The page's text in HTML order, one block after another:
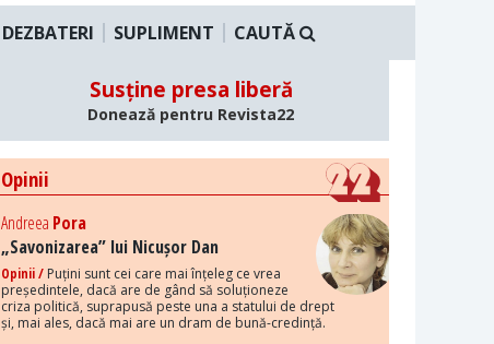
DEZBATERI SUPLIMENT CAUTĂ
Susține presa liberă
Donează pentru Revista22
Opinii
Andreea Pora
„Savonizarea” lui Nicușor Dan
Opinii / Puțini sunt cei care mai înțeleg ce vrea
președintele, dacă are de gând să soluționeze
criza politică, suprapusă peste una a statului de drept
și, mai ales, dacă mai are un dram de bună-credință.